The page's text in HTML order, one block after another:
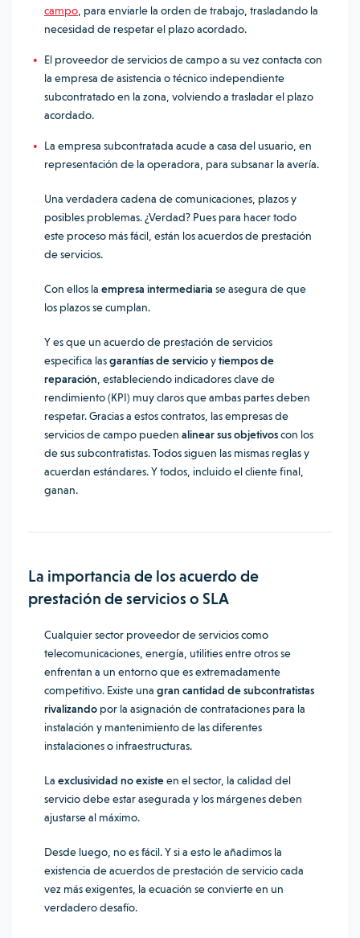
campo , para enviarle la orden de trabajo, trasladando la
necesidad de respetar el plazo acordado.
El proveedor de servicios de campo a su vez contacta con
la empresa de asistencia o técnico independiente
subcontratado en la zona, volviendo a trasladar el plazo
acordado.
La empresa subcontratada acude a casa del usuario, en
representación de la operadora, para subsanar la avería.
Una verdadera cadena de comunicaciones, plazos y
posibles problemas. ¿Verdad? Pues para hacer todo
este proceso más fácil, están los acuerdos de prestación
de servicios.
Con ellos la empresa intermediaria se asegura de que
los plazos se cumplan.
Y es que un acuerdo de prestación de servicios
especifica lasgarantías de servicioytiempos de
reparación , estableciendo indicadores clave de
rendimiento (KPI) muy claros que ambas partes deben
respetar. Gracias a estos contratos, las empresas de
servicios de campo pueden alinear sus objetivoscon los
de sus subcontratistas. Todos siguen las mismas reglas y
acuerdan estándares. Y todos, incluido el cliente final,
ganan.
La importancia de los acuerdo de
prestación de servicios o SLA
Cualquier sector proveedor de servicios como
telecomunicaciones, energía, utilities entre otros se
enfrentan a un entorno que es extremadamente
competitivo. Existe una gran cantidad de subcontratistas
rivalizando por la asignación de contrataciones para la
instalación y mantenimiento de las diferentes
instalaciones o infraestructuras.
La exclusividad no existeen el sector, la calidad del
servicio debe estar asegurada y los márgenes deben
ajustarse al máximo.
Desde luego, no es fácil. Y si a esto le añadimos la
existencia de acuerdos de prestación de servicio cada
vez más exigentes, la ecuación se convierte en un
verdadero desafío.